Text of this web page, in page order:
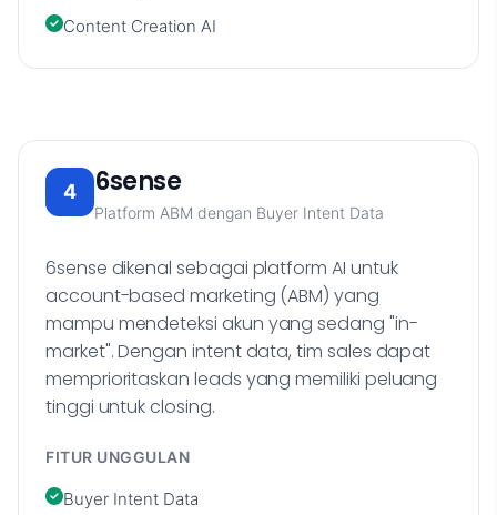
Content Creation AI
4 6sense
Platform ABM dengan Buyer Intent Data
6sense dikenal sebagai platform AI untuk
account-based marketing (ABM) yang
mampu mendeteksi akun yang sedang "in-
market". Dengan intent data, tim sales dapat
memprioritaskan leads yang memiliki peluang
tinggi untuk closing.
FITUR UNGGULAN
Buyer Intent Data